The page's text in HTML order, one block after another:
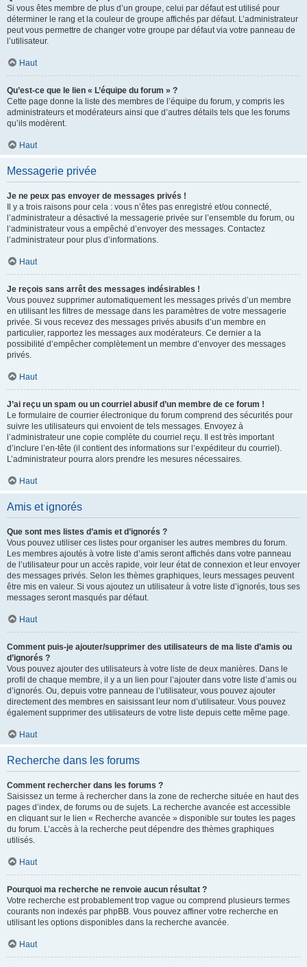
Si vous êtes membre de plus d’un groupe, celui par défaut est utilisé pour
déterminer le rang et la couleur de groupe affichés par défaut. L’administrateur
peut vous permettre de changer votre groupe par défaut via votre panneau de
l’utilisateur.
Haut
Qu’est-ce que le lien « L’équipe du forum » ?
Cette page donne la liste des membres de l’équipe du forum, y compris les
administrateurs et modérateurs ainsi que d’autres détails tels que les forums
qu’ils modèrent.
Haut
Messagerie privée
Je ne peux pas envoyer de messages privés !
Il y a trois raisons pour cela : vous n’êtes pas enregistré et/ou connecté,
l’administrateur a désactivé la messagerie privée sur l’ensemble du forum, ou
l’administrateur vous a empêché d’envoyer des messages. Contactez
l’administrateur pour plus d’informations.
Haut
Je reçois sans arrêt des messages indésirables !
Vous pouvez supprimer automatiquement les messages privés d’un membre
en utilisant les filtres de message dans les paramètres de votre messagerie
privée. Si vous recevez des messages privés abusifs d’un membre en
particulier, rapportez les messages aux modérateurs. Ce dernier a la
possibilité d’empêcher complètement un membre d’envoyer des messages
privés.
Haut
J’ai reçu un spam ou un courriel abusif d’un membre de ce forum !
Le formulaire de courrier électronique du forum comprend des sécurités pour
suivre les utilisateurs qui envoient de tels messages. Envoyez à
l’administrateur une copie complète du courriel reçu. Il est très important
d’inclure l’en-tête (il contient des informations sur l’expéditeur du courriel).
L’administrateur pourra alors prendre les mesures nécessaires.
Haut
Amis et ignorés
Que sont mes listes d’amis et d’ignorés ?
Vous pouvez utiliser ces listes pour organiser les autres membres du forum.
Les membres ajoutés à votre liste d’amis seront affichés dans votre panneau
de l’utilisateur pour un accès rapide, voir leur état de connexion et leur envoyer
des messages privés. Selon les thèmes graphiques, leurs messages peuvent
être mis en valeur. Si vous ajoutez un utilisateur à votre liste d’ignorés, tous ses
messages seront masqués par défaut.
Haut
Comment puis-je ajouter/supprimer des utilisateurs de ma liste d’amis ou
d’ignorés ?
Vous pouvez ajouter des utilisateurs à votre liste de deux manières. Dans le
profil de chaque membre, il y a un lien pour l’ajouter dans votre liste d’amis ou
d’ignorés. Ou, depuis votre panneau de l’utilisateur, vous pouvez ajouter
directement des membres en saisissant leur nom d’utilisateur. Vous pouvez
également supprimer des utilisateurs de votre liste depuis cette même page.
Haut
Recherche dans les forums
Comment rechercher dans les forums ?
Saisissez un terme à rechercher dans la zone de recherche située en haut des
pages d’index, de forums ou de sujets. La recherche avancée est accessible
en cliquant sur le lien « Recherche avancée » disponible sur toutes les pages
du forum. L’accès à la recherche peut dépendre des thèmes graphiques
utilisés.
Haut
Pourquoi ma recherche ne renvoie aucun résultat ?
Votre recherche est probablement trop vague ou comprend plusieurs termes
courants non indexés par phpBB. Vous pouvez affiner votre recherche en
utilisant les options disponibles dans la recherche avancée.
Haut